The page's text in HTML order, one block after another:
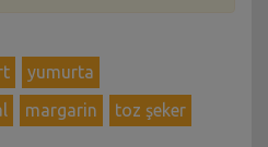
yumurta
margarin toz şeker